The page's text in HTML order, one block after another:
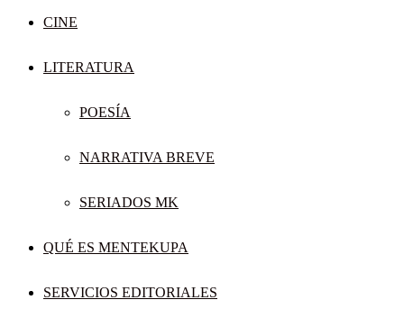
CINE
LITERATURA
POESÍA
NARRATIVA BREVE
SERIADOS MK
QUÉ ES MENTEKUPA
SERVICIOS EDITORIALES